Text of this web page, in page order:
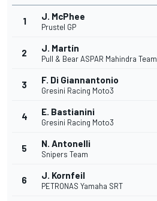
1 J. McPhee
Prustel GP
2 J. Martín
Pull & Bear ASPAR Mahindra Team
3 F. Di Giannantonio
Gresini Racing Moto3
4 E. Bastianini
Gresini Racing Moto3
5 N. Antonelli
Snipers Team
6 J. Kornfeil
PETRONAS Yamaha SRT